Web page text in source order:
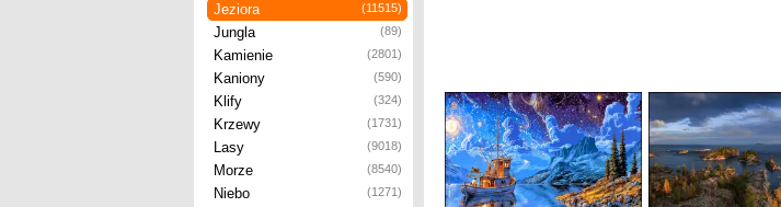
Jeziora (11515)
Jungla (89)
Kamienie (2801)
Kaniony (590)
Klify (324)
Krzewy (1731)
Lasy (9018)
Morze (8540)
Niebo (1271)